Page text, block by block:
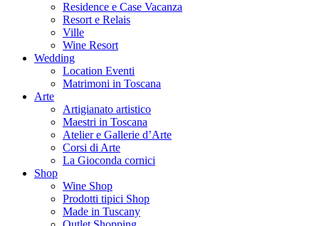
Residence e Case Vacanza
Resort e Relais
Ville
Wine Resort
Wedding
Location Eventi
Matrimoni in Toscana
Arte
Artigianato artistico
Maestri in Toscana
Atelier e Gallerie d’Arte
Corsi di Arte
La Gioconda cornici
Shop
Wine Shop
Prodotti tipici Shop
Made in Tuscany